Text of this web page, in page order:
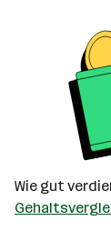
Wie gut